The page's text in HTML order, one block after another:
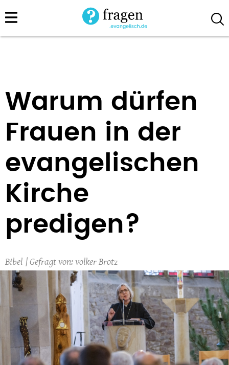
Direkt
zum
Warum dürfen
Frauen in der
evangelischen
Kirche
predigen?
Bibel volker Brotz